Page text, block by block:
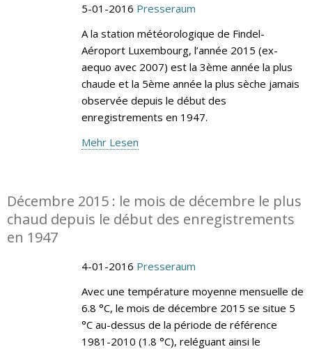
5-01-2016 Presseraum
A la station météorologique de Findel-
Aéroport Luxembourg, l’année 2015 (ex-
aequo avec 2007) est la 3ème année la plus
chaude et la 5ème année la plus sèche jamais
observée depuis le début des
enregistrements en 1947.
Mehr Lesen
Décembre 2015 : le mois de décembre le plus
chaud depuis le début des enregistrements
en 1947
4-01-2016 Presseraum
Avec une température moyenne mensuelle de
6.8 °C, le mois de décembre 2015 se situe 5
°C au-dessus de la période de référence
1981-2010 (1.8 °C), reléguant ainsi le